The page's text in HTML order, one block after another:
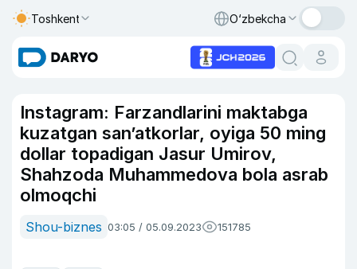
Toshkent O‘zbekcha
Instagram: Farzandlarini maktabga
kuzatgan san’atkorlar, oyiga 50 ming
dollar topadigan Jasur Umirov,
Shahzoda Muhammedova bola asrab
olmoqchi
Shou-biznes 03:05 / 05.09.2023 151785